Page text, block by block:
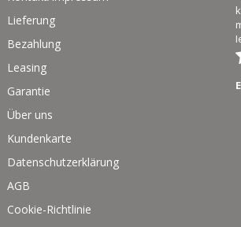
Lieferung
Bezahlung
Leasing
Garantie
Über uns
Kundenkarte
Datenschutzerklärung
AGB
Cookie-Richtlinie